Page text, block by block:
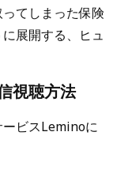
てしまった保険
展開する、ヒュ
視聴方法
ービスLeminoに